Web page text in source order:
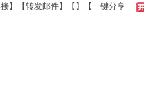
】【转发邮件】【 】 【一键分享